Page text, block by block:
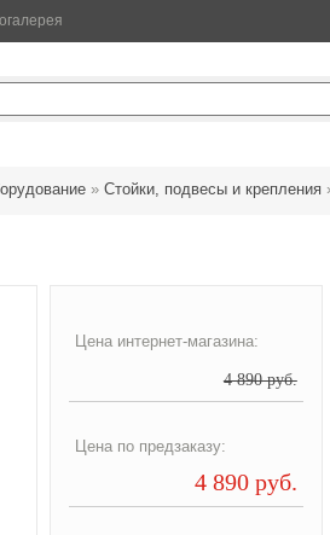
» Стойки, подвесы и крепления
Цена интернет-магазина:
4 890 руб.
Цена по предзаказу:
4 890 руб.